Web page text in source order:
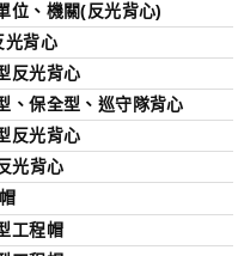
位、機關(反光背心)
光背心
反光背心
、保全型、巡守隊背心
反光背心
光背心
工程帽